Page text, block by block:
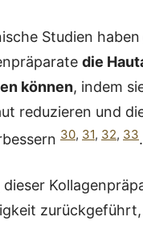
Studien
die
können, indem
reduzieren und
30, 31, 32, 33.
dieser
zurückgeführt,